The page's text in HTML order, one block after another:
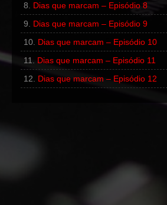
Dias que marcam – Episódio 8
Dias que marcam – Episódio 9
Dias que marcam – Episódio 10
Dias que marcam – Episódio 11
Dias que marcam – Episódio 12